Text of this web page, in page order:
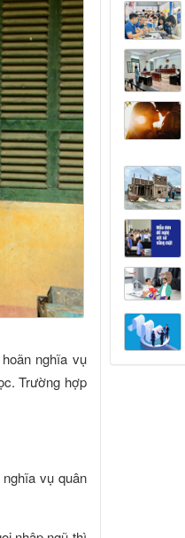
nghĩa vụ
Trường hợp
vụ quân